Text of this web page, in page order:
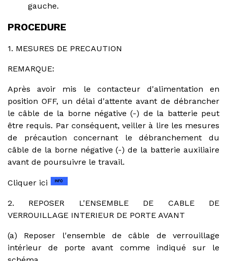
gauche.
PROCEDURE
1. MESURES DE PRECAUTION
REMARQUE:
Après avoir mis le contacteur d'alimentation en
position OFF, un délai d'attente avant de débrancher
le câble de la borne négative (-) de la batterie peut
être requis. Par conséquent, veiller à lire les mesures
de précaution concernant le débranchement du
câble de la borne négative (-) de la batterie auxiliaire
avant de poursuivre le travail.
Cliquer ici
2. REPOSER L'ENSEMBLE DE CABLE DE
VERROUILLAGE INTERIEUR DE PORTE AVANT
(a) Reposer l'ensemble de câble de verrouillage
intérieur de porte avant comme indiqué sur le